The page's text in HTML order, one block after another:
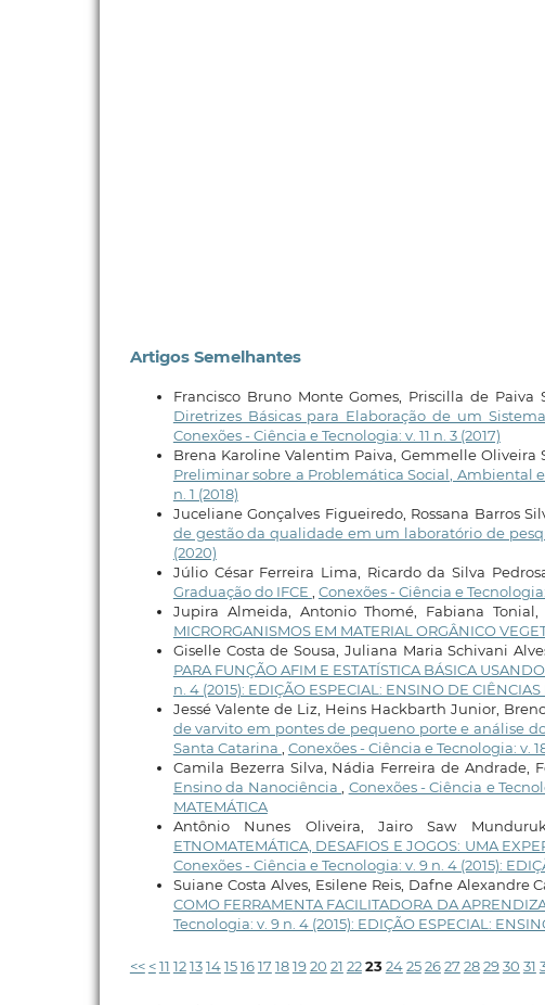
Artigos Semelhantes
Francisco Bruno Monte Gomes, Priscilla de
Diretrizes Básicas para Elaboração de um
Conexões - Ciência e Tecnologia: v. 11 n. 3 (2017)
Brena Karoline Valentim Paiva, Gemmelle Oliveira
Preliminar sobre a Problemática Social, Ambiental
n. 1 (2018)
Juceliane Gonçalves Figueiredo, Rossana Barros
de gestão da qualidade em um laboratório de
(2020)
Júlio César Ferreira Lima, Ricardo da Silva
Graduação do IFCE , Conexões - Ciência e Tecnologia:
Jupira Almeida, Antonio Thomé, Fabiana Tonial,
MICRORGANISMOS EM MATERIAL ORGÂNICO
Giselle Costa de Sousa, Juliana Maria Schivani
PARA FUNÇÃO AFIM E ESTATÍSTICA BÁSICA
n. 4 (2015): EDIÇÃO ESPECIAL: ENSINO DE CIÊNCIAS
Jessé Valente de Liz, Heins Hackbarth Junior,
de varvito em pontes de pequeno porte e análise
Santa Catarina , Conexões - Ciência e Tecnologia: v.
Camila Bezerra Silva, Nádia Ferreira de Andrade,
Ensino da Nanociência, Conexões - Ciência e
MATEMÁTICA
Antônio Nunes Oliveira, Jairo Saw
ETNOMATEMÁTICA, DESAFIOS E JOGOS: UMA
Conexões - Ciência e Tecnologia: v. 9 n. 4 (2015):
Suiane Costa Alves, Esilene Reis, Dafne Alexandre
COMO FERRAMENTA FACILITADORA DA
Tecnologia: v. 9 n. 4 (2015): EDIÇÃO ESPECIAL:
<< <11 121314151617 181920 21 222324252627 282930 31